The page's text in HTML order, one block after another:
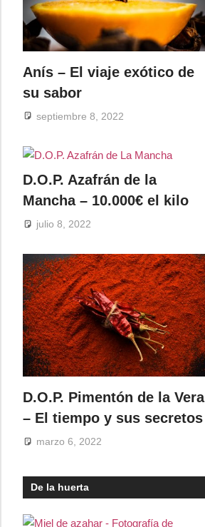
Anís – El viaje exótico de
su sabor
septiembre 8, 2022
D.O.P. Azafrán de la
Mancha – 10.000€ el kilo
julio 8, 2022
D.O.P. Pimentón de la Vera
– El tiempo y sus secretos
marzo 6, 2022
De la huerta